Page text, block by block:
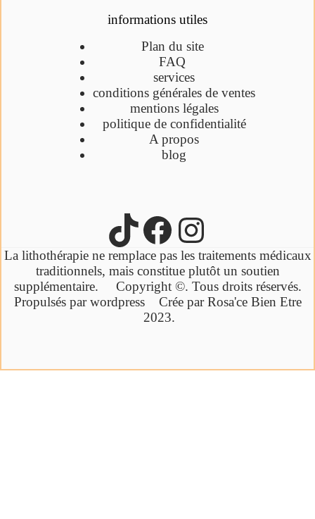
informations utiles
Plan du site
FAQ
services
conditions générales de ventes
mentions légales
politique de confidentialité
A propos
blog
La lithothérapie ne remplace pas les traitements médicaux
traditionnels, mais constitue plutôt un soutien
supplémentaire. Copyright ©. Tous droits réservés.
Propulsés par wordpress Crée par Rosa'ce Bien Etre
2023.